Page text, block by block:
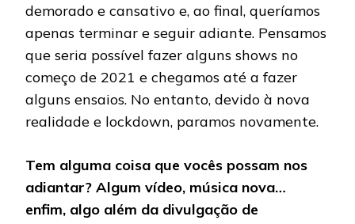
demorado e cansativo e, ao final, queríamos
apenas terminar e seguir adiante. Pensamos
que seria possível fazer alguns shows no
começo de 2021 e chegamos até a fazer
alguns ensaios. No entanto, devido à nova
realidade e lockdown, paramos novamente.
Tem alguma coisa que vocês possam nos
adiantar? Algum vídeo, música nova…
enfim, algo além da divulgação de